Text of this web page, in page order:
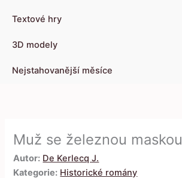
Textové hry
3D modely
Nejstahovanější měsíce
Muž se železnou maskou
Autor: De Kerlecq J.
Kategorie: Historické romány